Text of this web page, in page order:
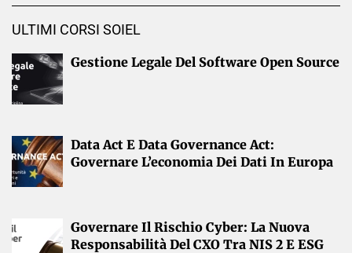
ULTIMI CORSI SOIEL
Gestione Legale Del Software Open Source
Data Act E Data Governance Act:
Governare L’economia Dei Dati In Europa
Governare Il Rischio Cyber: La Nuova
Responsabilità Del CXO Tra NIS 2 E ESG